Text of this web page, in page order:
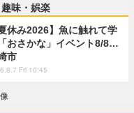
趣味・娯楽
夏休み2026】魚に触れて学
おさかな」イベント8/8…
市
Fri 10:45